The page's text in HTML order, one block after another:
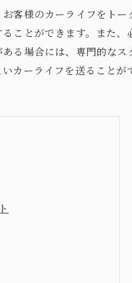
客様のカーライフをト
ことができます。また
る場合には、専門的な
カーライフを送ることが